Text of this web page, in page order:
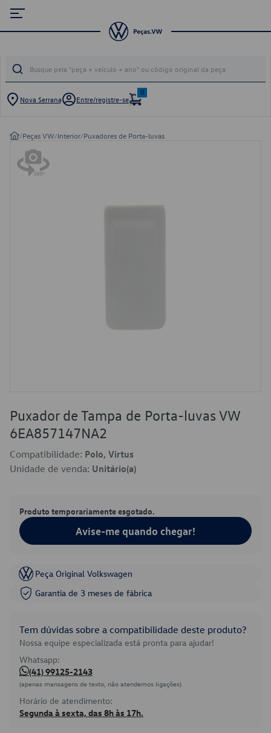
Nova Serrana Entre/registre-se
0
/Peças VW/Interior/Puxadores de Porta-luvas
Puxador de Tampa de Porta-luvas VW
6EA857147NA2
Compatibilidade: Polo, Virtus
Unidade de venda: Unitário(a)
Produto temporariamente esgotado.
Avise-me quando chegar!
Peça Original Volkswagen
Garantia de 3 meses de fábrica
Tem dúvidas sobre a compatibilidade deste produto?
Nossa equipe especializada está pronta para ajudar!
Whatsapp:
(41) 99125-2143
(apenas mensagens de texto, não atendemos ligações)
Horário de atendimento:
Segunda à sexta, das 8h às 17h.